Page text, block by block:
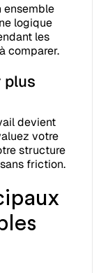
ensemble
logique
les
comparer.
plus
devient
votre
structure
friction.